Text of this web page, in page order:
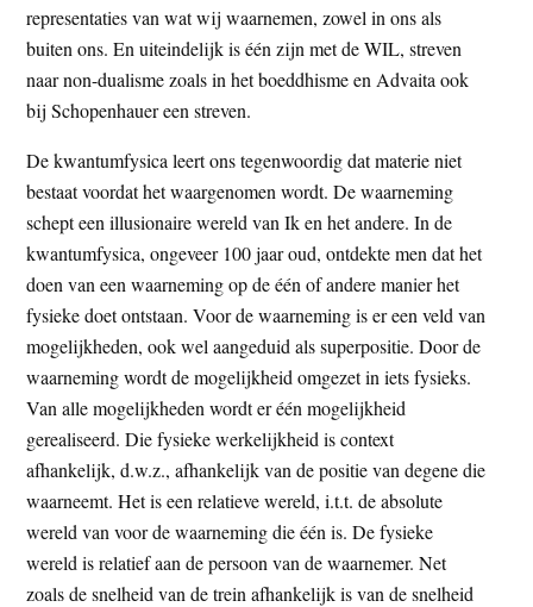
representaties van wat wij waarnemen, zowel in ons als
buiten ons. En uiteindelijk is één zijn met de WIL, streven
naar non-dualisme zoals in het boeddhisme en Advaita ook
bij Schopenhauer een streven.
De kwantumfysica leert ons tegenwoordig dat materie niet
bestaat voordat het waargenomen wordt. De waarneming
schept een illusionaire wereld van Ik en het andere. In de
kwantumfysica, ongeveer 100 jaar oud, ontdekte men dat het
doen van een waarneming op de één of andere manier het
fysieke doet ontstaan. Voor de waarneming is er een veld van
mogelijkheden, ook wel aangeduid als superpositie. Door de
waarneming wordt de mogelijkheid omgezet in iets fysieks.
Van alle mogelijkheden wordt er één mogelijkheid
gerealiseerd. Die fysieke werkelijkheid is context
afhankelijk, d.w.z., afhankelijk van de positie van degene die
waarneemt. Het is een relatieve wereld, i.t.t. de absolute
wereld van voor de waarneming die één is. De fysieke
wereld is relatief aan de persoon van de waarnemer. Net
zoals de snelheid van de trein afhankelijk is van de snelheid